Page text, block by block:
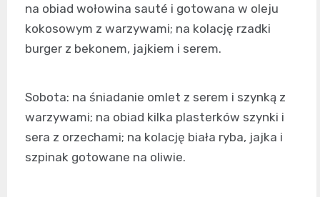
na obiad wołowina sauté i gotowana w oleju
kokosowym z warzywami; na kolację rzadki
burger z bekonem, jajkiem i serem.
Sobota: na śniadanie omlet z serem i szynką z
warzywami; na obiad kilka plasterków szynki i
sera z orzechami; na kolację biała ryba, jajka i
szpinak gotowane na oliwie.